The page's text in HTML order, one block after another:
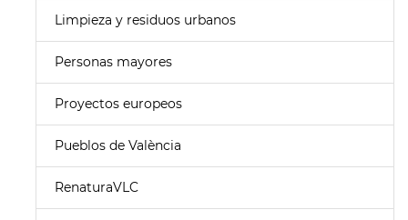
Limpieza y residuos urbanos
Personas mayores
Proyectos europeos
Pueblos de València
RenaturaVLC